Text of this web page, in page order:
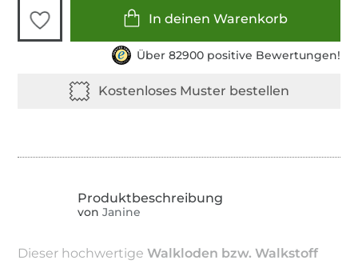
In deinen Warenkorb
Über 82900 positive Bewertungen!
von Janine
Dieser hochwertigeWalkloden bzw. Walkstoff